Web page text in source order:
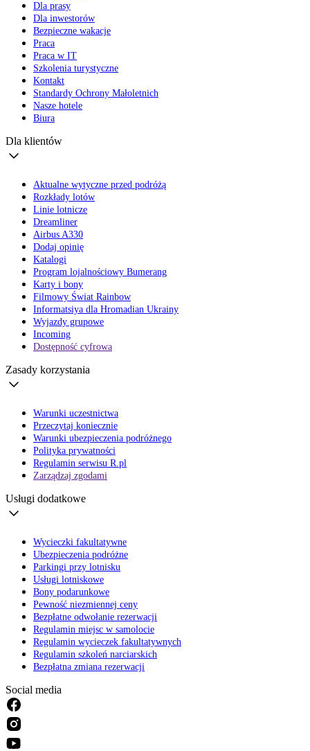
Dla prasy
Dla inwestorów
Bezpieczne wakacje
Praca
Praca w IT
Szkolenia turystyczne
Kontakt
Standardy Ochrony Małoletnich
Nasze hotele
Biura
Dla klientów
Aktualne wytyczne przed podróżą
Rozkłady lotów
Linie lotnicze
Dreamliner
Airbus A330
Dodaj opinię
Katalogi
Program lojalnościowy Bumerang
Karty i bony
Filmowy Świat Rainbow
Informatsiya dla Hromadian Ukrainy
Wyjazdy grupowe
Incoming
Dostępność cyfrowa
Zasady korzystania
Warunki uczestnictwa
Przeczytaj koniecznie
Warunki ubezpieczenia podróżnego
Polityka prywatności
Regulamin serwisu R.pl
Zarządzaj zgodami
Usługi dodatkowe
Wycieczki fakultatywne
Ubezpieczenia podróżne
Parkingi przy lotnisku
Usługi lotniskowe
Bony podarunkowe
Pewność niezmiennej ceny
Bezpłatne odwołanie rezerwacji
Regulamin miejsc w samolocie
Regulamin wycieczek fakultatywnych
Regulamin szkoleń narciarskich
Bezpłatna zmiana rezerwacji
Social media